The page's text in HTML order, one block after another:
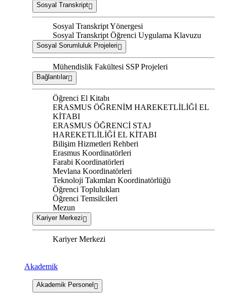
Sosyal Transkript
Sosyal Transkript Yönergesi
Sosyal Transkript Öğrenci Uygulama Klavuzu
Sosyal Sorumluluk Projeleri
Mühendislik Fakültesi SSP Projeleri
Bağlantılar
Öğrenci El Kitabı
ERASMUS ÖĞRENİM HAREKETLİLİĞİ EL
KİTABI
ERASMUS ÖĞRENCİ STAJ
HAREKETLİLİĞİ EL KİTABI
Bilişim Hizmetleri Rehberi
Erasmus Koordinatörleri
Farabi Koordinatörleri
Mevlana Koordinatörleri
Teknoloji Takımları Koordinatörlüğü
Öğrenci Toplulukları
Öğrenci Temsilcileri
Mezun
Kariyer Merkezi
Kariyer Merkezi
Akademik
Akademik Personel